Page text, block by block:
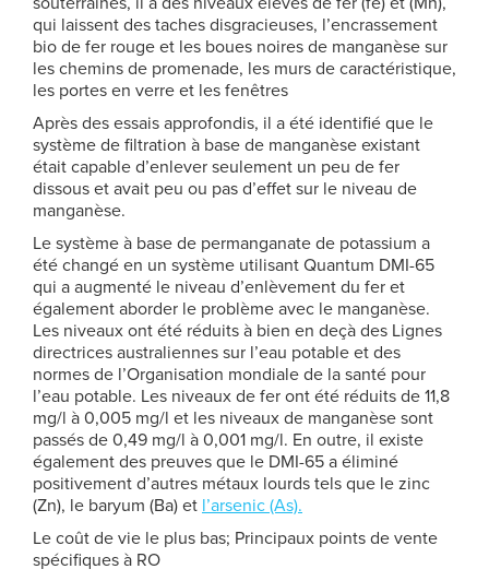
qui laissent des taches disgracieuses, l’encrassement
bio de fer rouge et les boues noires de manganèse sur
les chemins de promenade, les murs de caractéristique,
les portes en verre et les fenêtres
Après des essais approfondis, il a été identifié que le
système de filtration à base de manganèse existant
était capable d’enlever seulement un peu de fer
dissous et avait peu ou pas d’effet sur le niveau de
manganèse.
Le système à base de permanganate de potassium a
été changé en un système utilisant Quantum DMI-65
qui a augmenté le niveau d’enlèvement du fer et
également aborder le problème avec le manganèse.
Les niveaux ont été réduits à bien en deçà des Lignes
directrices australiennes sur l’eau potable et des
normes de l’Organisation mondiale de la santé pour
l’eau potable. Les niveaux de fer ont été réduits de 11,8
mg/l à 0,005 mg/l et les niveaux de manganèse sont
passés de 0,49 mg/l à 0,001 mg/l. En outre, il existe
également des preuves que le DMI-65 a éliminé
positivement d’autres métaux lourds tels que le zinc
(Zn), le baryum (Ba) et l’arsenic (As).
Le coût de vie le plus bas; Principaux points de vente
spécifiques à RO